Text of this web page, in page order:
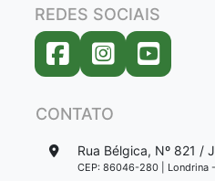
REDES SOCIAIS
CONTATO
Rua Bélgica, Nº 821 /
CEP: 86046-280 | Londrina